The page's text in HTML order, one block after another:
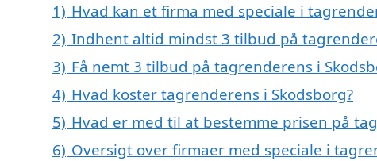
1) Hvad kan et firma med speciale i
2) Indhent altid mindst 3 tilbud på
3) Få nemt 3 tilbud på tagrenderens i
4) Hvad koster tagrenderens i Skodsborg?
5) Hvad er med til at bestemme prisen på
6) Oversigt over firmaer med speciale i